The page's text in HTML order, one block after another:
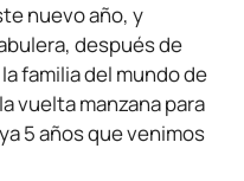
nuevo año, y
después de
familia del mundo de
vuelta manzana para
5 años que venimos